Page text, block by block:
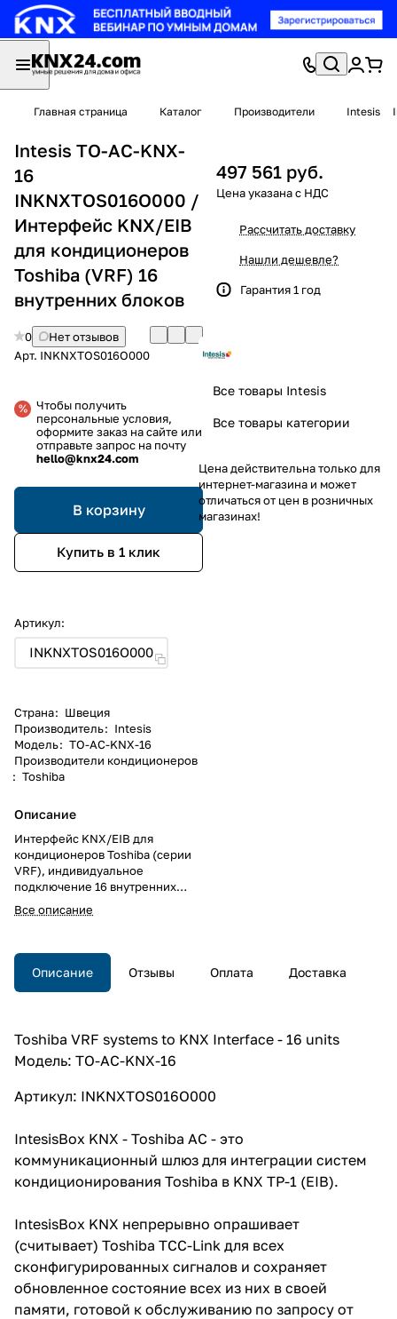
Главная страница Каталог Производители Intesis
Intesis TO-AC-KNX-
16
INKNXTOS016O000 /
Интерфейс KNX/EIB
для кондиционеров
Toshiba (VRF) 16
внутренних блоков
0
Нет отзывов
Арт. INKNXTOS016O000
Чтобы получить
персональные условия,
оформите заказ на сайте или
отправьте запрос на почту
hello@knx24.com
В корзину
Купить в 1 клик
Артикул:
INKNXTOS016O000
Страна: Швеция
Производитель: Intesis
Модель: TO-AC-KNX-16
Производители кондиционеров
: Toshiba
Описание
Интерфейс KNX/EIB для
кондиционеров Toshiba (серии
VRF), индивидуальное
подключение 16 внутренних
блоков кондиционеров<br />
Все описание
497 561 руб.
Рассчитать доставку
Нашли дешевле?
Гарантия 1 год
Все товары Intesis
Все товары категории
Цена действительна только для
интернет-магазина и может
отличаться от цен в розничных
магазинах!
Описание Отзывы Оплата Доставка
Toshiba VRF systems to KNX Interface - 16 units
Модель: TO-AC-KNX-16
Артикул: INKNXTOS016O000
IntesisBox KNX - Toshiba AC - это
коммуникационный шлюз для интеграции систем
кондиционирования Toshiba в KNX TP-1 (EIB).
IntesisBox KNX непрерывно опрашивает
(считывает) Toshiba TCC-Link для всех
сконфигурированных сигналов и сохраняет
обновленное состояние всех из них в своей
памяти, готовой к обслуживанию по запросу от